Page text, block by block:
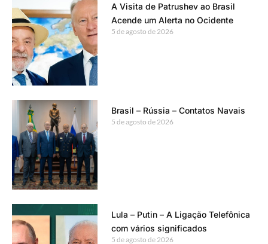
A Visita de Patrushev ao Brasil
Acende um Alerta no Ocidente
5 de agosto de 2026
Brasil – Rússia – Contatos Navais
5 de agosto de 2026
Lula – Putin – A Ligação Telefônica
com vários significados
5 de agosto de 2026